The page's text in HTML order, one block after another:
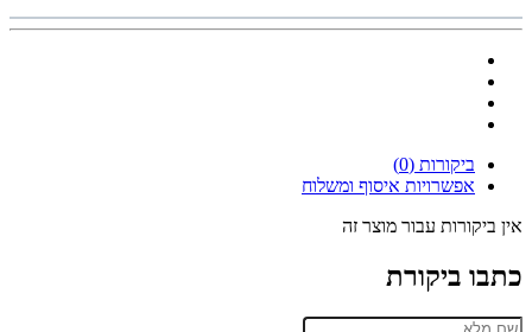
ביקורות (0)
אפשרויות איסוף ומשלוח
אין ביקורות עבור מוצר זה
כתבו ביקורת